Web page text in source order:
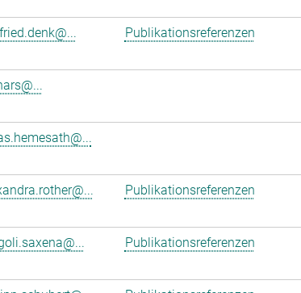
Publikationsreferenzen
Publikationsreferenzen
Publikationsreferenzen